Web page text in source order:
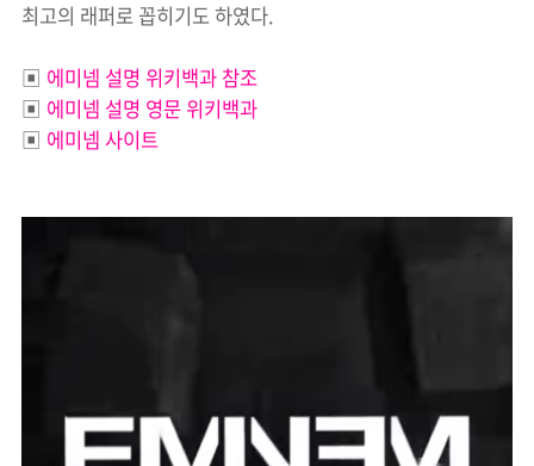
최고의 래퍼로 꼽히기도 하였다.
▣ 에미넴 설명 위키백과 참조
▣ 에미넴 설명 영문 위키백과
▣ 에미넴 사이트